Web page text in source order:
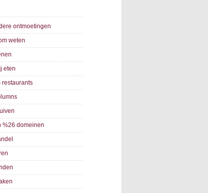
ontmoetingen
weten
eten
restaurants
%26 domeinen